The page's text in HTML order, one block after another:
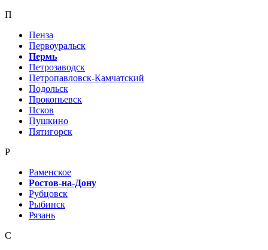
П
Пенза
Первоуральск
Пермь
Петрозаводск
Петропавловск-Камчатский
Подольск
Прокопьевск
Псков
Пушкино
Пятигорск
Р
Раменское
Ростов-на-Дону
Рубцовск
Рыбинск
Рязань
С